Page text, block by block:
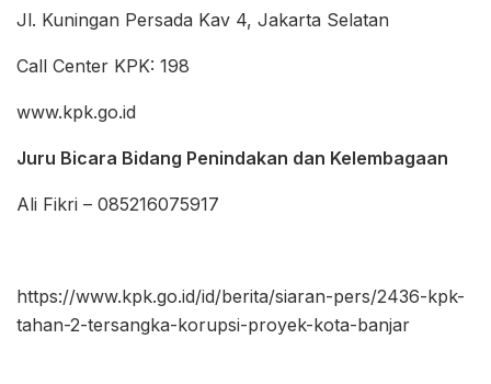
Jl. Kuningan Persada Kav 4, Jakarta Selatan
Call Center KPK: 198
www.kpk.go.id
Juru Bicara Bidang Penindakan dan Kelembagaan
Ali Fikri – 085216075917
https://www.kpk.go.id/id/berita/siaran-pers/2436-kpk-
tahan-2-tersangka-korupsi-proyek-kota-banjar